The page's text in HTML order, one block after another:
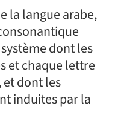
la langue arabe,
et chaque lettre
dont les
induites par la